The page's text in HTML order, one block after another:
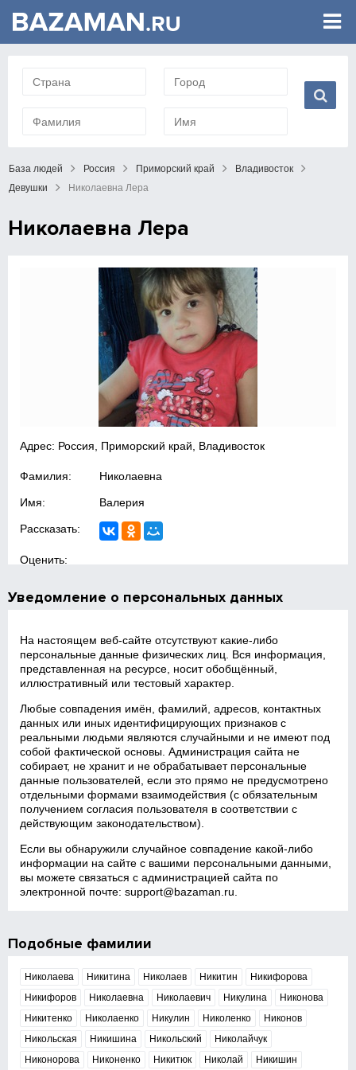
База людей Россия Приморский край
Владивосток
Девушки
Николаевна Лера
Николаевна Лера
Адрес: Россия, Приморский край, Владивосток
Фамилия: Николаевна
Имя: Валерия
Рассказать:
Оценить:
Уведомление о персональных данных
На настоящем веб‑сайте отсутствуют какие‑либо
персональные данные физических лиц. Вся информация,
представленная на ресурсе, носит обобщённый,
иллюстративный или тестовый характер.
Любые совпадения имён, фамилий, адресов, контактных
данных или иных идентифицирующих признаков с
реальными людьми являются случайными и не имеют под
собой фактической основы. Администрация сайта не
собирает, не хранит и не обрабатывает персональные
данные пользователей, если это прямо не предусмотрено
отдельными формами взаимодействия (с обязательным
получением согласия пользователя в соответствии с
действующим законодательством).
Если вы обнаружили случайное совпадение какой‑либо
информации на сайте с вашими персональными данными,
вы можете связаться с администрацией сайта по
электронной почте:support@bazaman.ru
Подобные фамилии
Николаева Никитина Николаев Никитин
Никифорова
Никифоров
Николаевна Николаевич Никулина
Никонова
Никитенко
Николаенко Никулин Николенко
Никонов
Никольская
Никишина Никольский
Николайчук
Никонорова
Никоненко Никитюк Николай Никишин